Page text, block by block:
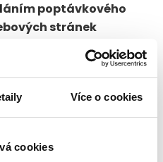
Více o cookies
cookies
poptávkového
stránek
2016/679, o ochraně
se zpracováním
jen „Nařízení“)
údajů je
IČO: 42869714 ,